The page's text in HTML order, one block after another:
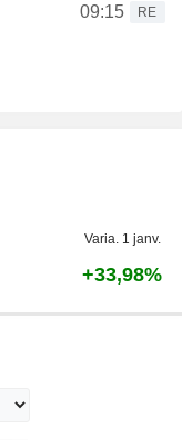
09:15
RE
Varia. 1 janv.
+33,98%